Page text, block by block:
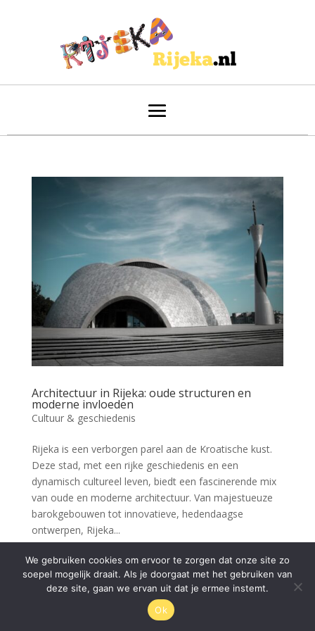
Architectuur in Rijeka: oude structuren en
moderne invloeden
Cultuur & geschiedenis
Rijeka is een verborgen parel aan de Kroatische kust.
Deze stad, met een rijke geschiedenis en een
dynamisch cultureel leven, biedt een fascinerende mix
van oude en moderne architectuur. Van majestueuze
barokgebouwen tot innovatieve, hedendaagse
ontwerpen, Rijeka...
© Rijeka.nl 2026
We gebruiken cookies om ervoor te zorgen dat onze site zo
soepel mogelijk draait. Als je doorgaat met het gebruiken van
deze site, gaan we ervan uit dat je ermee instemt.
Ok